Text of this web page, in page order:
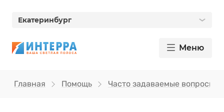
Екатеринбург
Меню
Главная Помощь Часто задаваемые вопросы